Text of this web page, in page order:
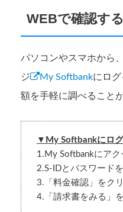
WEBで確認す
パソコンやスマホから
ジ
My Softbankにロ
額を手軽に調べること
▼My Softbankにロ
1.My Softbankにアク
2.S-IDとパスワード
3.「料金確認」をク
4.「請求書をみる」